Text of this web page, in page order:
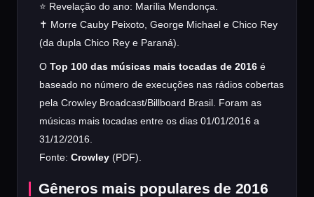
⭐ Revelação do ano: Marília Mendonça.
✝️ Morre Cauby Peixoto, George Michael e Chico Rey
(da dupla Chico Rey e Paraná).
O Top 100 das músicas mais tocadas de 2016 é
baseado no número de execuções nas rádios cobertas
pela Crowley Broadcast/Billboard Brasil. Foram as
músicas mais tocadas entre os dias 01/01/2016 a
31/12/2016.
Fonte: Crowley (PDF).
Gêneros mais populares de 2016